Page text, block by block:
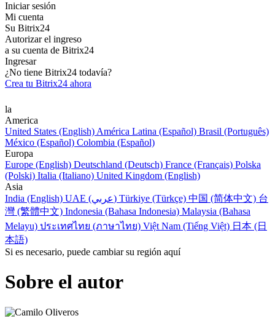
Iniciar sesión
Mi cuenta
Su Bitrix24
Autorizar el ingreso
a su cuenta de Bitrix24
Ingresar
¿No tiene Bitrix24 todavía?
Crea tu Bitrix24 ahora
la
America
United States (English) América Latina (Español) Brasil (Português)
México (Español) Colombia (Español)
Europa
Europe (English) Deutschland (Deutsch) France (Français) Polska
(Polski) Italia (Italiano) United Kingdom (English)
Asia
India (English)
UAE (عربي) Türkiye (Türkçe) 中国 (简体中文) 台
灣 (繁體中文) Indonesia (Bahasa Indonesia) Malaysia (Bahasa
Melayu) ประเทศไทย (ภาษาไทย) Việt Nam (Tiếng Việt) 日本 (日
本語)
Si es necesario, puede cambiar su región aquí
Sobre el autor